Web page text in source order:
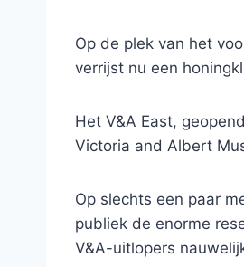
Op de plek van het
verrijst nu een
Het V&A East,
Victoria and Albert
Op slechts een paar
publiek de enorme
V&A-uitlopers